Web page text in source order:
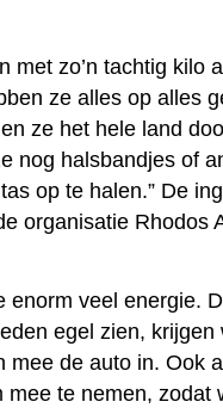
zo’n tachtig kilo
ze alles op alles
ze het hele land
nog halsbandjes of
op te halen.” De
organisatie Rhodos
veel energie.
egel zien,
de auto in. Ook
te nemen, zodat